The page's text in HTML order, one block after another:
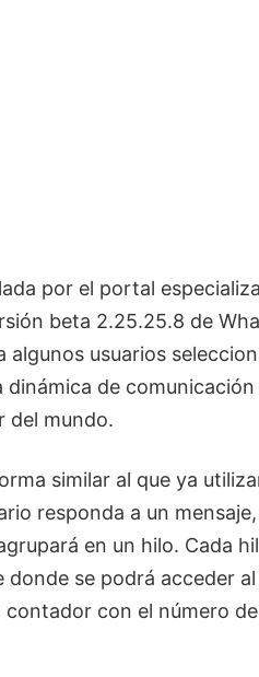
por el portal
beta 2.25.25.8 de
algunos usuarios
de
del mundo.
similar al que ya
responda a un
en un hilo. Cada
donde se podrá acceder
contador con el número